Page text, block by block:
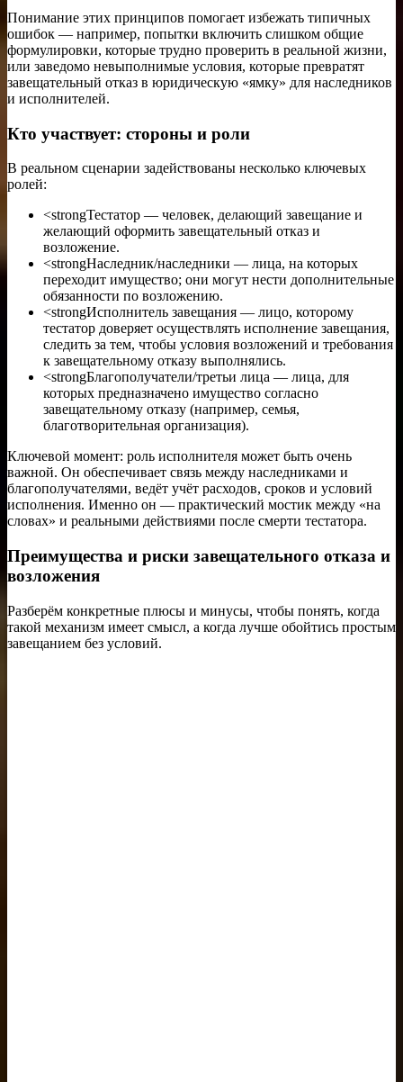
Понимание этих принципов помогает избежать типичных
ошибок — например, попытки включить слишком общие
формулировки, которые трудно проверить в реальной жизни,
или заведомо невыполнимые условия, которые превратят
завещательный отказ в юридическую «ямку» для наследников
и исполнителей.
Кто участвует: стороны и роли
В реальном сценарии задействованы несколько ключевых
ролей:
<strongТестатор — человек, делающий завещание и
желающий оформить завещательный отказ и
возложение.
<strongНаследник/наследники — лица, на которых
переходит имущество; они могут нести дополнительные
обязанности по возложению.
<strongИсполнитель завещания — лицо, которому
тестатор доверяет осуществлять исполнение завещания,
следить за тем, чтобы условия возложений и требования
к завещательному отказу выполнялись.
<strongБлагополучатели/третьи лица — лица, для
которых предназначено имущество согласно
завещательному отказу (например, семья,
благотворительная организация).
Ключевой момент: роль исполнителя может быть очень
важной. Он обеспечивает связь между наследниками и
благополучателями, ведёт учёт расходов, сроков и условий
исполнения. Именно он — практический мостик между «на
словах» и реальными действиями после смерти тестатора.
Преимущества и риски завещательного отказа и
возложения
Разберём конкретные плюсы и минусы, чтобы понять, когда
такой механизм имеет смысл, а когда лучше обойтись простым
завещанием без условий.